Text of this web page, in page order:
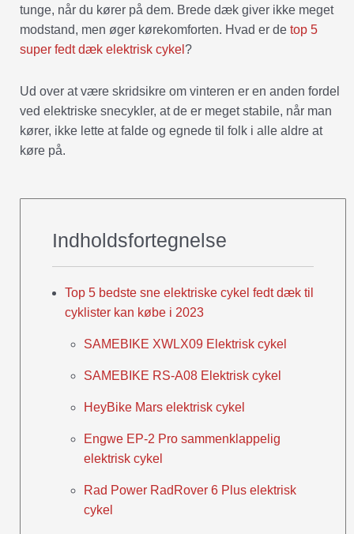
tunge, når du kører på dem. Brede dæk giver ikke meget
modstand, men øger kørekomforten. Hvad er de top 5
super fedt dæk elektrisk cykel ?
Ud over at være skridsikre om vinteren er en anden fordel
ved elektriske snecykler, at de er meget stabile, når man
kører, ikke lette at falde og egnede til folk i alle aldre at
køre på.
Indholdsfortegnelse
Top 5 bedste sne elektriske cykel fedt dæk til
cyklister kan købe i 2023
SAMEBIKE XWLX09 Elektrisk cykel
SAMEBIKE RS-A08 Elektrisk cykel
HeyBike Mars elektrisk cykel
Engwe EP-2 Pro sammenklappelig
elektrisk cykel
Rad Power RadRover 6 Plus elektrisk
cykel